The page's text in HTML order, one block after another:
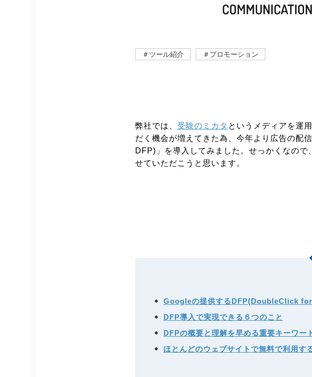
＃ツール紹介 ＃プロモーション
弊社では、 受験のミカタ というメディアを運
だく機会が増えてきた為、今年より広告の配
DFP)」を導入してみました。せっかくなの
せていただこうと思います。
Googleの提供するDFP(DoubleClick
DFP導入で実現できる６つのこと
DFPの概要と理解を早める重要キーワー
ほとんどのウェブサイトで無料で利用す